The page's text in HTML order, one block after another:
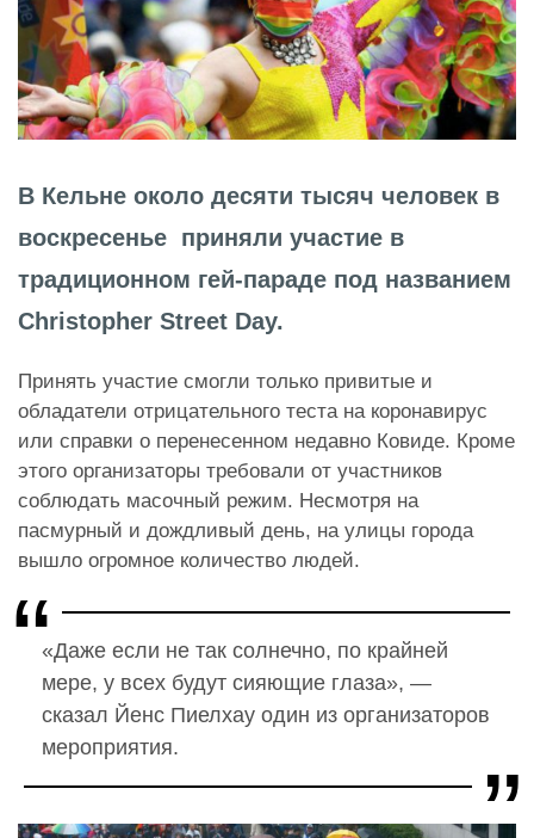
В Кельне около десяти тысяч человек в
воскресенье приняли участие в
традиционном гей-параде под названием
Christopher Street Day.
Принять участие смогли только привитые и
обладатели отрицательного теста на коронавирус
или справки о перенесенном недавно Ковиде. Кроме
этого организаторы требовали от участников
соблюдать масочный режим. Несмотря на
пасмурный и дождливый день, на улицы города
вышло огромное количество людей.
«Даже если не так солнечно, по крайней
мере, у всех будут сияющие глаза», —
сказал Йенс Пиелхау один из организаторов
мероприятия.